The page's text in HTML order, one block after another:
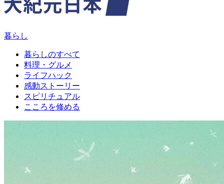
暮らし
暮らしのすべて
料理・グルメ
ライフハック
感動ストーリー
スピリチュアル
こころを修める